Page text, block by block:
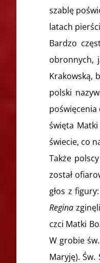
szablę
latach
Bardzo
obronnych,
Krakowską,
polski
poświęcenia
święta
świecie, co
Także
został
głos z
Reginazginęli
czci Matki
W grobie
Maryję). Św.